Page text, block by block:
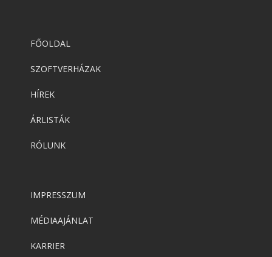
FŐOLDAL
SZOFTVERHÁZAK
HÍREK
ÁRLISTÁK
RÓLUNK
IMPRESSZUM
MÉDIAAJÁNLAT
KARRIER